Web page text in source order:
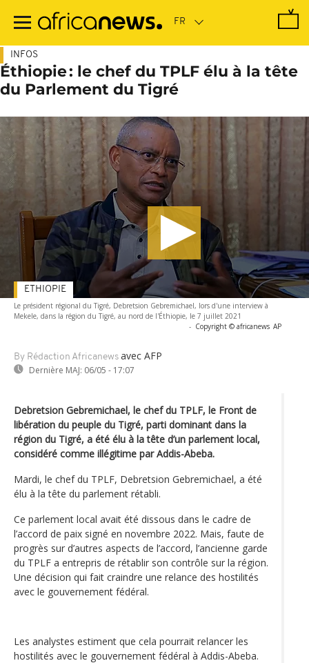
contenu
INFOS
Éthiopie : le chef du TPLF élu à la tête
du Parlement du Tigré
Le président régional du Tigré, Debretsion Gebremichael, lors d'une interview à
Mekele, dans la région du Tigré, au nord de l'Éthiopie, le 7 juillet 2021
- Copyright © africanews AP
By Rédaction Africanews avec AFP
Dernière MAJ: 06/05 - 17:07
ETHIOPIE
Debretsion Gebremichael, le chef du TPLF, le Front de
libération du peuple du Tigré, parti dominant dans la
région du Tigré, a été élu à la tête d’un parlement local,
considéré comme illégitime par Addis-Abeba.
Mardi, le chef du TPLF, Debretsion Gebremichael, a été
élu à la tête du parlement rétabli.
Ce parlement local avait été dissous dans le cadre de
l’accord de paix signé en novembre 2022. Mais, faute de
progrès sur d’autres aspects de l’accord, l’ancienne garde
du TPLF a entrepris de rétablir son contrôle sur la région.
Une décision qui fait craindre une relance des hostilités
avec le gouvernement fédéral.
Les analystes estiment que cela pourrait relancer les
hostilités avec le gouvernement fédéral à Addis-Abeba.